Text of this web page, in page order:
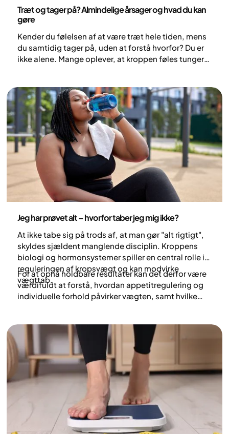
Træt og tager på? Almindelige årsager og hvad du kan
gøre
Kender du følelsen af at være træt hele tiden, mens
du samtidig tager på, uden at forstå hvorfor? Du er
ikke alene. Mange oplever, at kroppen føles tungere,
bekymrende, men der er ofte forklaringer på, hvorfor
det sker.
Jeg har prøvet alt – hvorfor taber jeg mig ikke?
At ikke tabe sig på trods af, at man gør "alt rigtigt",
skyldes sjældent manglende disciplin. Kroppens
biologi og hormonsystemer spiller en central rolle i
reguleringen af kropsvægt og kan modvirke
vægttab.
For at opnå holdbare resultater kan det derfor være
værdifuldt at forstå, hvordan appetitregulering og
individuelle forhold påvirker vægten, samt hvilke